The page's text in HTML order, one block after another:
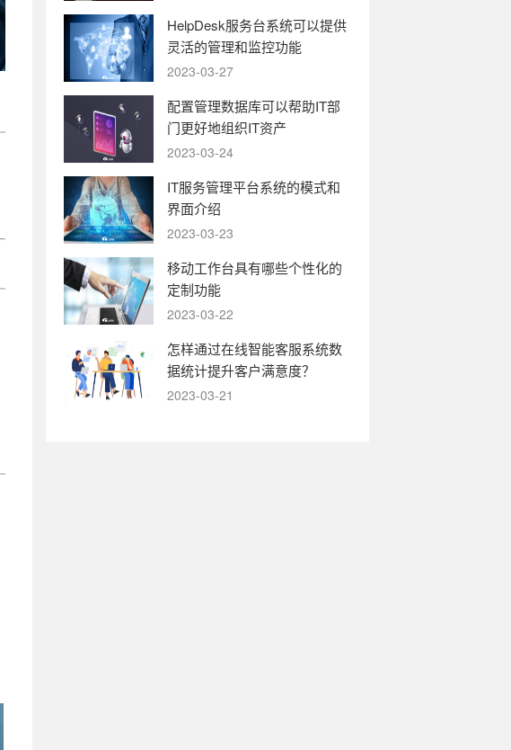
HelpDesk服务台系统可以提供
灵活的管理和监控功能
2023-03-27
配置管理数据库可以帮助IT部
门更好地组织IT资产
2023-03-24
IT服务管理平台系统的模式和
界面介绍
2023-03-23
移动工作台具有哪些个性化的
定制功能
2023-03-22
怎样通过在线智能客服系统数
据统计提升客户满意度？
2023-03-21